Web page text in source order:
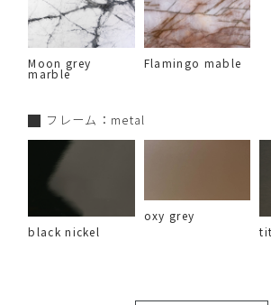
Moon grey
marble
Flamingo mable
フレーム：metal
black nickel
oxy grey